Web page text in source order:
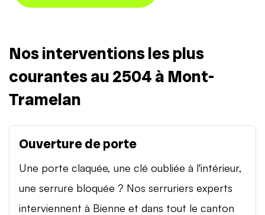
Nos interventions les plus
courantes au 2504 à Mont-
Tramelan
Ouverture de porte
Une porte claquée, une clé oubliée à l'intérieur,
une serrure bloquée ? Nos serruriers experts
interviennent à Bienne et dans tout le canton